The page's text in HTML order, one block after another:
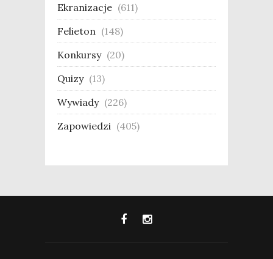
Ekranizacje (611)
Felieton (148)
Konkursy (20)
Quizy (13)
Wywiady (226)
Zapowiedzi (405)